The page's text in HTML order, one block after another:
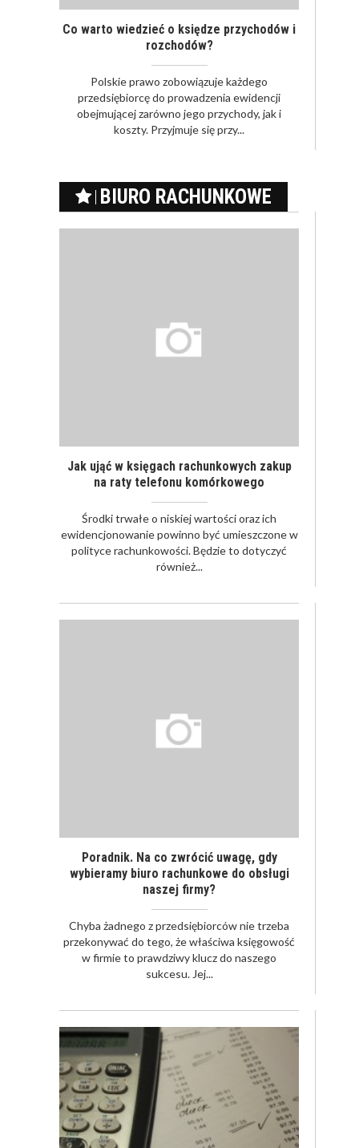
Co warto wiedzieć o księdze przychodów i
rozchodów?
Polskie prawo zobowiązuje każdego
przedsiębiorcę do prowadzenia ewidencji
obejmującej zarówno jego przychody, jak i
koszty. Przyjmuje się przy...
BIURO RACHUNKOWE
Jak ująć w księgach rachunkowych zakup
na raty telefonu komórkowego
Środki trwałe o niskiej wartości oraz ich
ewidencjonowanie powinno być umieszczone w
polityce rachunkowości. Będzie to dotyczyć
również...
Poradnik. Na co zwrócić uwagę, gdy
wybieramy biuro rachunkowe do obsługi
naszej firmy?
Chyba żadnego z przedsiębiorców nie trzeba
przekonywać do tego, że właściwa księgowość
w firmie to prawdziwy klucz do naszego
sukcesu. Jej...